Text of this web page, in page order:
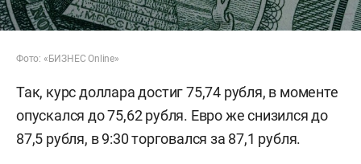
Фото: «БИЗНЕС Online»
Так, курс доллара достиг 75,74 рубля, в моменте
опускался до 75,62 рубля. Евро же снизился до
87,5 рубля, в 9:30 торговался за 87,1 рубля.